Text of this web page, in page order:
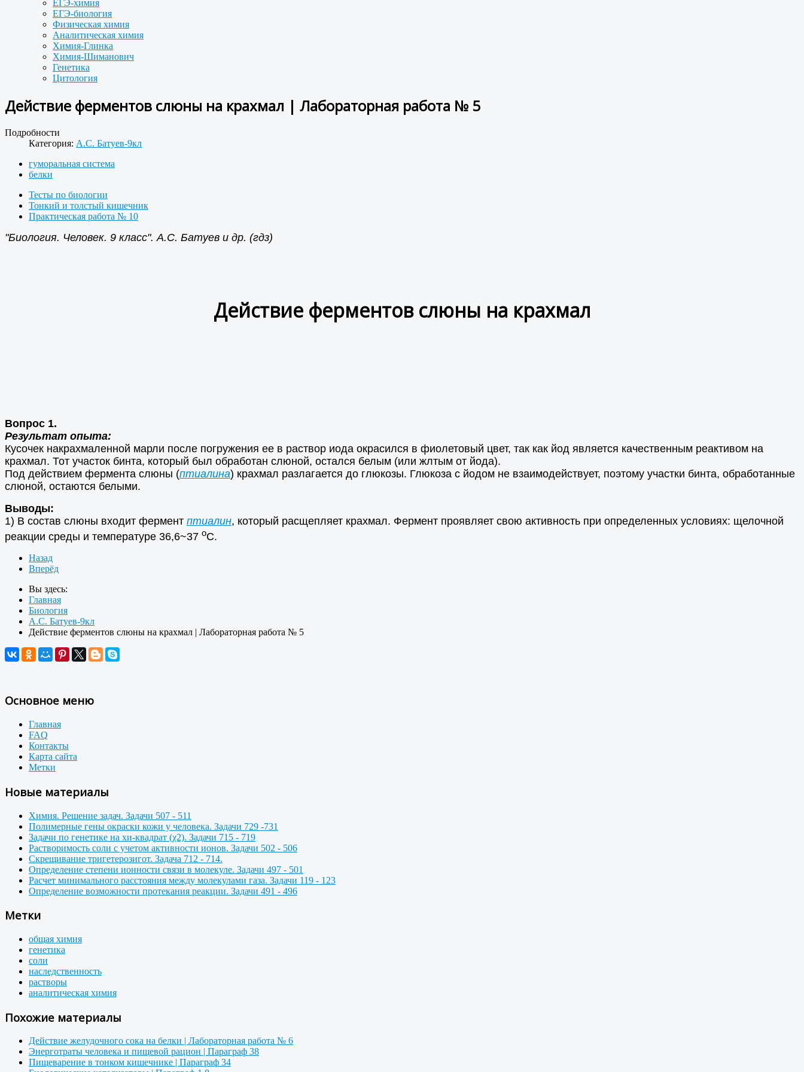
ЕГЭ-химия
ЕГЭ-биология
Физическая химия
Аналитическая химия
Химия-Глинка
Химия-Шиманович
Генетика
Цитология
Действие ферментов слюны на крахмал | Лабораторная работа № 5
Подробности
Категория: А.С. Батуев-9кл
гуморальная система
белки
Тесты по биологии
Тонкий и толстый кишечник
Практическая работа № 10
"Биология. Человек. 9 класс". А.С. Батуев и др. (гдз)
Действие ферментов слюны на крахмал
Вопрос 1.
Результат опыта:
Кусочек накрахмаленной марли после погружения ее в раствор иода окрасился в фиолетовый цвет, так как йод является качественным реактивом на
крахмал. Тот участок бинта, который был обработан слюной, остался белым (или жлтым от йода).
Под действием фермента слюны (птиалина) крахмал разлагается до глюкозы. Глюкоза с йодом не взаимодействует, поэтому участки бинта, обработанные
слюной, остаются белыми.
Выводы:
1) В состав слюны входит фермент птиалин, который расщепляет крахмал. Фермент проявляет свою активность при определенных условиях: щелочной
реакции среды и температуре 36,6~37 oС.
Назад
Вперёд
Вы здесь:
Главная
Биология
А.С. Батуев-9кл
Действие ферментов слюны на крахмал | Лабораторная работа № 5
Основное меню
Главная
FAQ
Контакты
Карта сайта
Метки
Новые материалы
Химия. Решение задач. Задачи 507 - 511
Полимерные гены окраски кожи у человека. Задачи 729 -731
Задачи по генетике на хи-квадрат (χ2). Задачи 715 - 719
Растворимость соли с учетом активности ионов. Задачи 502 - 506
Скрещивание тригетерозигот. Задача 712 - 714.
Определение степени ионности связи в молекуле. Задачи 497 - 501
Расчет минимального расстояния между молекулами газа. Задачи 119 - 123
Определение возможности протекания реакции. Задачи 491 - 496
Метки
общая химия
генетика
соли
наследственность
растворы
аналитическая химия
Похожие материалы
Действие желудочного сока на белки | Лабораторная работа № 6
Энерготраты человека и пищевой рацион | Параграф 38
Пищеварение в тонком кишечнике | Параграф 34